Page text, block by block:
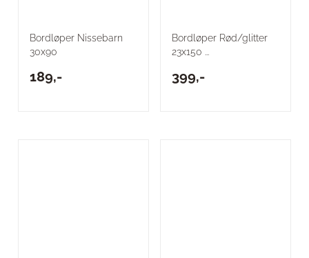
Bordløper Nissebarn
30x90
189,-
Bordløper Rød/glitter
23x150 ...
399,-